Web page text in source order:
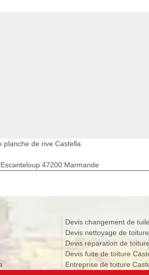
planche de rive Castella
47200 Marmande
Devis changement de
Devis nettoyage de
Devis réparation de
Devis fuite de toiture
Entreprise de toiture